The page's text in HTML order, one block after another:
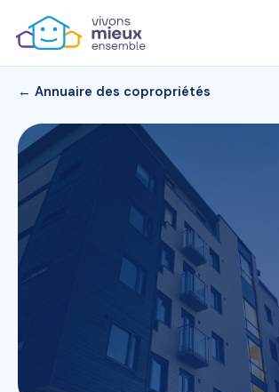
← Annuaire des copropriétés